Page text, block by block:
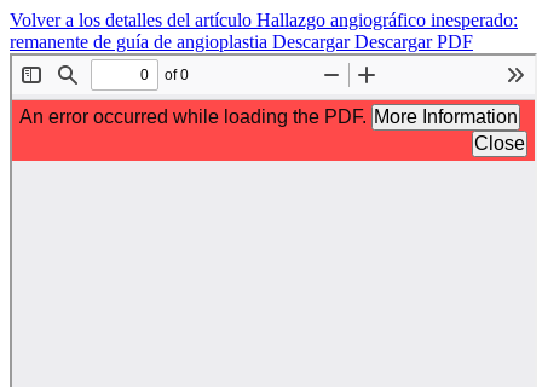
Volver a los detalles del artículo Hallazgo angiográfico inesperado:
remanente de guía de angioplastia DescargarDescargar PDF